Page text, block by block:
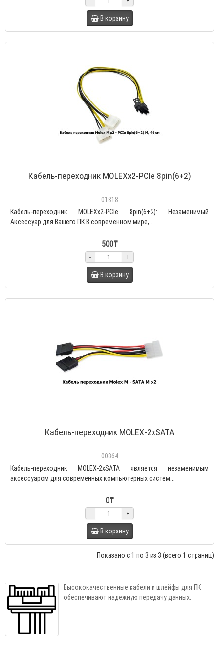
В корзину
Кабель-переходник MOLEXх2-PCIe 8pin(6+2)
01818
Кабель-переходник MOLEXх2-PCIe 8pin(6+2): Незаменимый
Аксессуар для Вашего ПК В современном мире,..
500₸
- +
В корзину
Кабель-переходник MOLEX-2xSATA
00864
Кабель-переходник MOLEX-2xSATA является незаменимым
аксессуаром для современных компьютерных систем...
0₸
- +
В корзину
Показано с 1 по 3 из 3 (всего 1 страниц)
Высококачественные кабели и шлейфы для ПК
обеспечивают надежную передачу данных.